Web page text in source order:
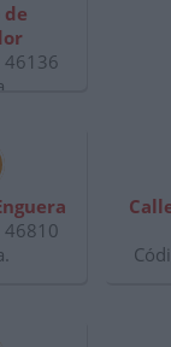
46136
46810